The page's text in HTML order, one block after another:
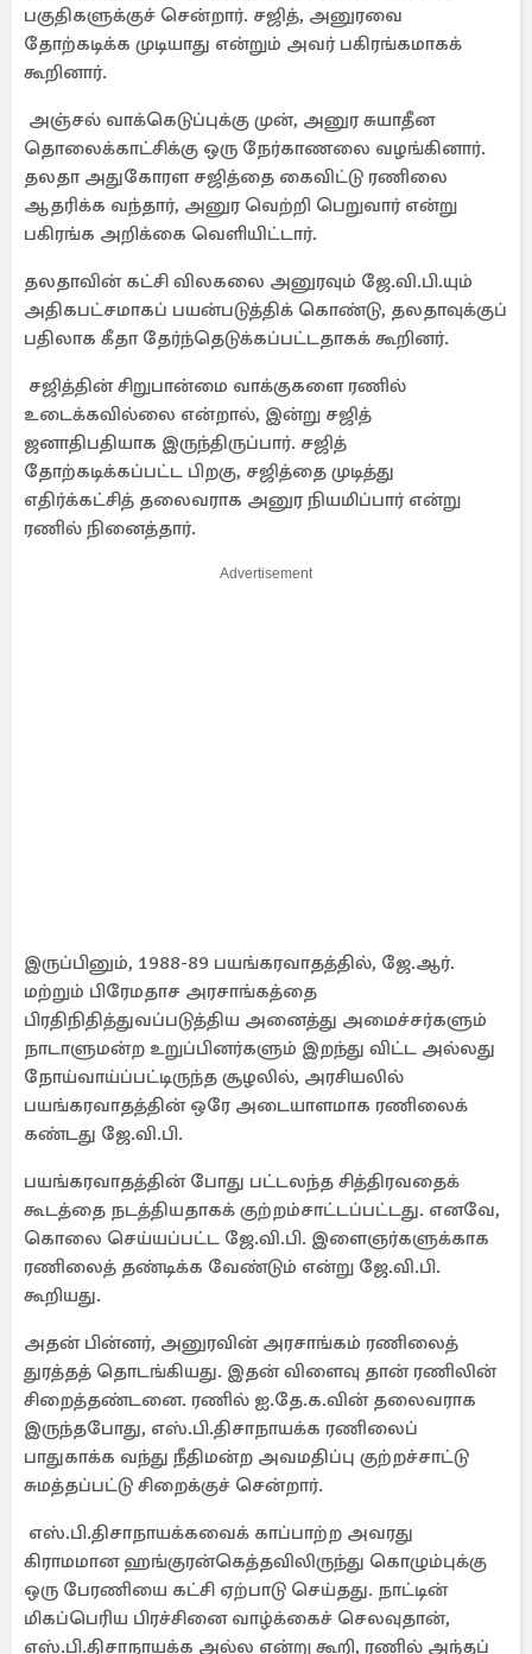
பகுதிகளுக்குச் சென்றார். சஜித், அனுரவை
தோற்கடிக்க முடியாது என்றும் அவர் பகிரங்கமாகக்
கூறினார்.
அஞ்சல் வாக்கெடுப்புக்கு முன், அனுர சுயாதீன
தொலைக்காட்சிக்கு ஒரு நேர்காணலை வழங்கினார்.
தலதா அதுகோரள சஜித்தை கைவிட்டு ரணிலை
ஆதரிக்க வந்தார், அனுர வெற்றி பெறுவார் என்று
பகிரங்க அறிக்கை வெளியிட்டார்.
தலதாவின் கட்சி விலகலை அனுரவும் ஜே.வி.பி.யும்
அதிகபட்சமாகப் பயன்படுத்திக் கொண்டு, தலதாவுக்குப்
பதிலாக கீதா தேர்ந்தெடுக்கப்பட்டதாகக் கூறினர்.
சஜித்தின் சிறுபான்மை வாக்குகளை ரணில்
உடைக்கவில்லை என்றால், இன்று சஜித்
ஜனாதிபதியாக இருந்திருப்பார். சஜித்
தோற்கடிக்கப்பட்ட பிறகு, சஜித்தை முடித்து
எதிர்க்கட்சித் தலைவராக அனுர நியமிப்பார் என்று
ரணில் நினைத்தார்.
Advertisement
இருப்பினும், 1988-89 பயங்கரவாதத்தில், ஜே.ஆர்.
மற்றும் பிரேமதாச அரசாங்கத்தை
பிரதிநிதித்துவப்படுத்திய அனைத்து அமைச்சர்களும்
நாடாளுமன்ற உறுப்பினர்களும் இறந்து விட்ட அல்லது
நோய்வாய்ப்பட்டிருந்த சூழலில், அரசியலில்
பயங்கரவாதத்தின் ஒரே அடையாளமாக ரணிலைக்
கண்டது ஜே.வி.பி.
பயங்கரவாதத்தின் போது பட்டலந்த சித்திரவதைக்
கூடத்தை நடத்தியதாகக் குற்றம்சாட்டப்பட்டது. எனவே,
கொலை செய்யப்பட்ட ஜே.வி.பி. இளைஞர்களுக்காக
ரணிலைத் தண்டிக்க வேண்டும் என்று ஜே.வி.பி.
கூறியது.
அதன் பின்னர், அனுரவின் அரசாங்கம் ரணிலைத்
துரத்தத் தொடங்கியது. இதன் விளைவு தான் ரணிலின்
சிறைத்தண்டனை. ரணில் ஐ.தே.க.வின் தலைவராக
இருந்தபோது, ​​எஸ்.பி.திசாநாயக்க ரணிலைப்
பாதுகாக்க வந்து நீதிமன்ற அவமதிப்பு குற்றச்சாட்டு
சுமத்தப்பட்டு சிறைக்குச் சென்றார்.
எஸ்.பி.திசாநாயக்கவைக் காப்பாற்ற அவரது
கிராமமான ஹங்குரன்கெத்தவிலிருந்து கொழும்புக்கு
ஒரு பேரணியை கட்சி ஏற்பாடு செய்தது. நாட்டின்
மிகப்பெரிய பிரச்சினை வாழ்க்கைச் செலவுதான்,
எஸ்.பி.திசாநாயக்க அல்ல என்று கூறி, ரணில் அந்தப்